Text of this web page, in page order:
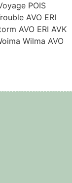
POIS
AVO ERI
AVO ERI AVK
Wilma AVO